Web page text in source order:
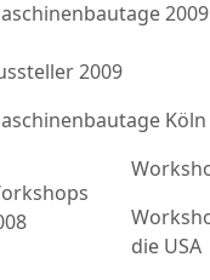
2009
2009
Köln
die USA